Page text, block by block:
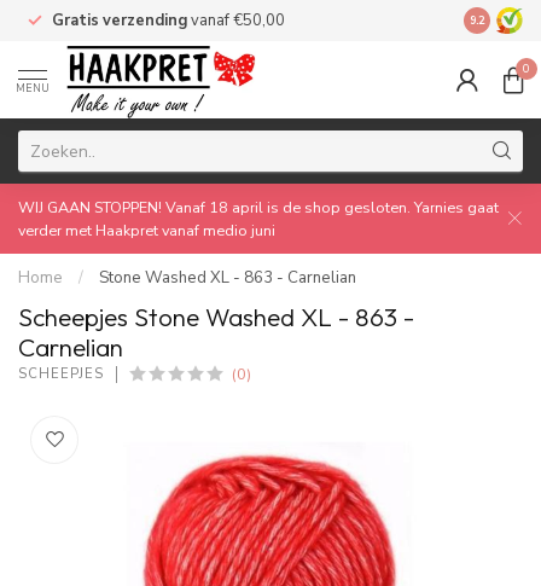
Gratis verzendingvanaf €50,00 Made by
9.2
MENU
0
WIJ GAAN STOPPEN! Vanaf 18 april is de shop gesloten. Yarnies gaat
verder met Haakpret vanaf medio juni
Home / Stone Washed XL - 863 - Carnelian
Scheepjes Stone Washed XL - 863 -
Carnelian
SCHEEPJES (0)